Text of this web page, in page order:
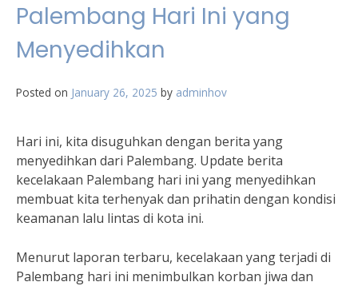
Palembang Hari Ini yang
Menyedihkan
Posted on January 26, 2025 by adminhov
Hari ini, kita disuguhkan dengan berita yang
menyedihkan dari Palembang. Update berita
kecelakaan Palembang hari ini yang menyedihkan
membuat kita terhenyak dan prihatin dengan kondisi
keamanan lalu lintas di kota ini.
Menurut laporan terbaru, kecelakaan yang terjadi di
Palembang hari ini menimbulkan korban jiwa dan